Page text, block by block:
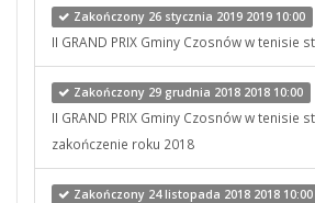
Zakończony 26 stycznia 2019 2019 10:00
II GRAND PRIX Gminy Czosnów w tenisie
Zakończony 29 grudnia 2018 2018 10:00
II GRAND PRIX Gminy Czosnów w tenisie
zakończenie roku 2018
Zakończony 24 listopada 2018 2018 10:00